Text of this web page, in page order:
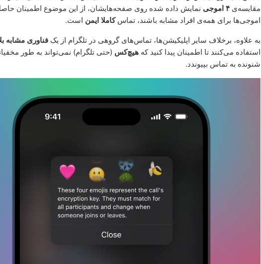
مقایسه‌ی ۴ اموجی
نمایش داده شده روی صفحه‌هایشان، از این موضوع اطمینان
اموجی‌ها برای همه‌ی افراد مشابه باشند، تماسکاملا ایمن است.
به علاوه، برخلاف سایر اپلیکیشن‌ها، تماس‌های گروهی در تلگرام از یک فناوری مشابه
استفاده می‌کنند تا اطمینان پیدا کنید که هیچ‌کس (حتی تلگرام) نمی‌تواند به طور
شنونده به تماس بپیوندد.